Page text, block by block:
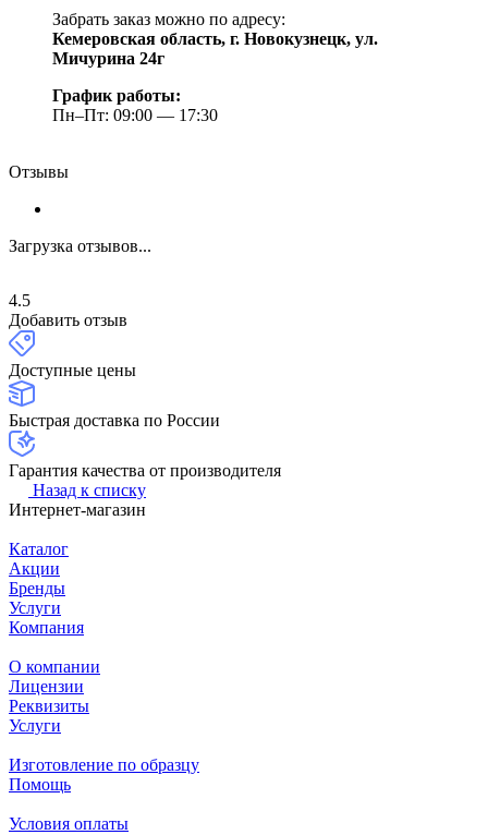
Забрать заказ можно по адресу:
Кемеровская область, г. Новокузнецк, ул.
Мичурина 24г
График работы:
Пн–Пт: 09:00 — 17:30
Отзывы
Загрузка отзывов...
4.5
Добавить отзыв
Доступные цены
Быстрая доставка по России
Гарантия качества от производителя
Назад к списку
Интернет-магазин
Каталог
Акции
Бренды
Услуги
Компания
О компании
Лицензии
Реквизиты
Услуги
Изготовление по образцу
Помощь
Условия оплаты